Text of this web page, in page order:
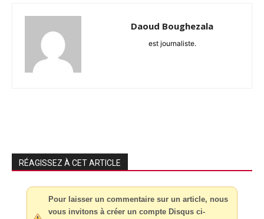
Daoud Boughezala
est journaliste.
RÉAGISSEZ À CET ARTICLE
Pour laisser un commentaire sur un article, nous
vous invitons à créer un compte Disqus ci-